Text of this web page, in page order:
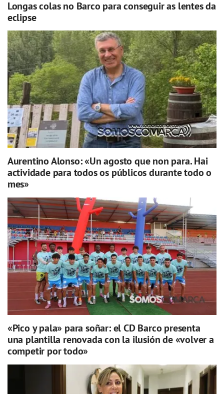
Longas colas no Barco para conseguir as lentes da
eclipse
Aurentino Alonso: «Un agosto que non para. Hai
actividade para todos os públicos durante todo o
mes»
«Pico y pala» para soñar: el CD Barco presenta
una plantilla renovada con la ilusión de «volver a
competir por todo»